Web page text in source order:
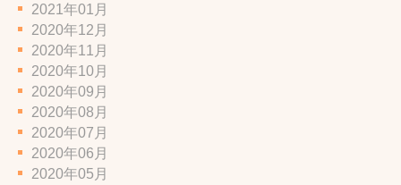
2021年01月
2020年12月
2020年11月
2020年10月
2020年09月
2020年08月
2020年07月
2020年06月
2020年05月